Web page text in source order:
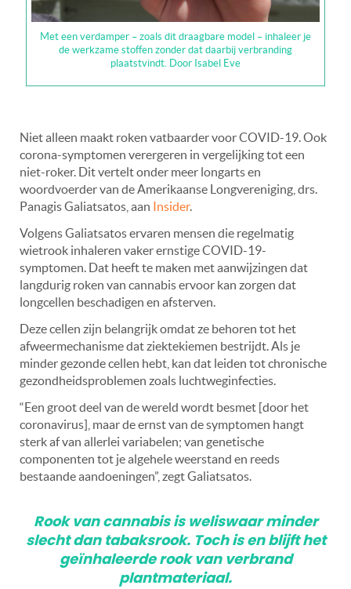
Met een verdamper – zoals dit draagbare model – inhaleer je
de werkzame stoffen zonder dat daarbij verbranding
plaatstvindt. Door Isabel Eve
Niet alleen maakt roken vatbaarder voor COVID-19. Ook
corona-symptomen verergeren in vergelijking toteen
niet-roker. Dit vertelt onder meer longarts en
woordvoerder van de Amerikaanse Longvereniging, drs.
Panagis Galiatsatos, aan Insider.
Volgens Galiatsatos ervaren mensen die regelmatig
wietrook inhaleren vaker ernstige COVID-19-
symptomen. Dat heeft te maken met aanwijzingen dat
langdurig roken van cannabis ervoor kan zorgen dat
longcellen beschadigen en afsterven.
Deze cellen zijn belangrijk omdat ze behoren tot het
afweermechanisme dat ziektekiemen bestrijdt. Als je
minder gezonde cellen hebt, kan dat leiden tot chronische
gezondheidsproblemen zoals luchtweginfecties.
“Een groot deel van de wereld wordt besmet [door het
coronavirus], maar de ernst van de symptomen hangt
sterk af van allerlei variabelen; van genetische
componenten tot je algehele weerstand en reeds
bestaande aandoeningen”, zegt Galiatsatos.
Rook van cannabis is weliswaar minder
slecht dan tabaksrook. Tochis en blijft het
geïnhaleerde rook van verbrand
plantmateriaal.